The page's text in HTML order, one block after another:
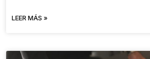
LEER MÁS »